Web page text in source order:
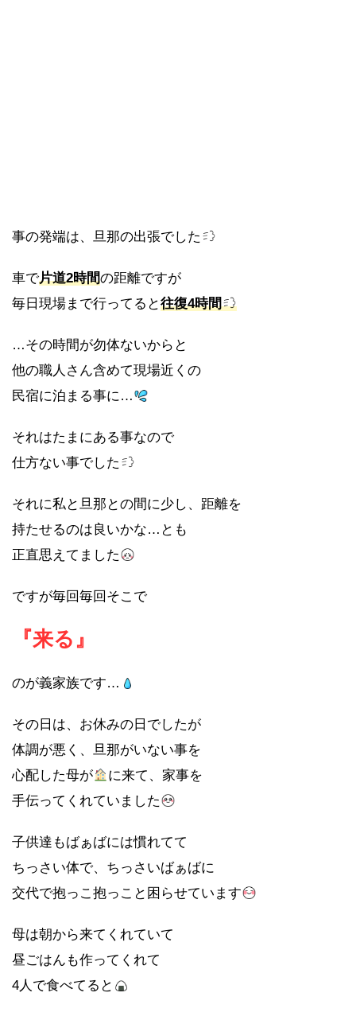
事の発端は、旦那の出張でした
車で片道2時間の距離ですが
毎日現場まで行ってると往復4時間
…その時間が勿体ないからと
他の職人さん含めて現場近くの
民宿に泊まる事に…
それはたまにある事なので
仕方ない事でした
それに私と旦那との間に少し、距離を
持たせるのは良いかな…とも
正直思えてました
ですが毎回毎回そこで
『来る』
のが義家族です…
その日は、お休みの日でしたが
体調が悪く、旦那がいない事を
心配した母が
に来て、家事を
手伝ってくれていました
子供達もばぁばには慣れてて
ちっさい体で、ちっさいばぁばに
交代で抱っこ抱っこと困らせています
母は朝から来てくれていて
昼ごはんも作ってくれて
4人で食べてると